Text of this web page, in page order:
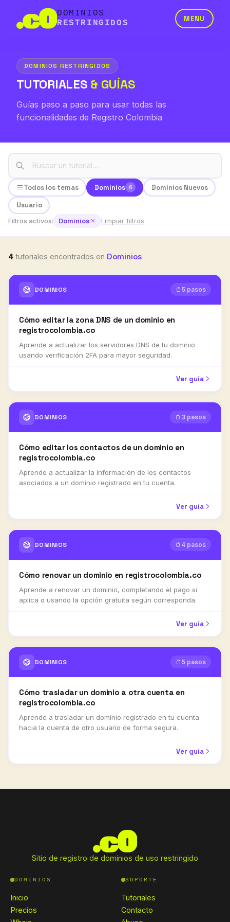
DOMINIOS
RESTRINGIDOS
MENU
DOMINIOS RESTRINGIDOS
TUTORIALES & GUÍAS
Guías paso a paso para usar todas las
funcionalidades de Registro Colombia
Todos los temas Dominios 4 Dominios Nuevos
Usuario
Filtros activos: Dominios Limpiar filtros
4 tutoriales encontrados en Dominios
DOMINIOS 5 pasos
Cómo editar la zona DNS de un dominio en
registrocolombia.co
Aprende a actualizar los servidores DNS de tu dominio
usando verificación 2FA para mayor seguridad.
Ver guía
DOMINIOS 3 pasos
Cómo editar los contactos de un dominio en
registrocolombia.co
Aprende a actualizar la información de los contactos
asociados a un dominio registrado en tu cuenta.
Ver guía
DOMINIOS 4 pasos
Cómo renovar un dominio en registrocolombia.co
Aprende a renovar un dominio, completando el pago si
aplica o usando la opción gratuita según corresponda.
Ver guía
DOMINIOS 5 pasos
Cómo trasladar un dominio a otra cuenta en
registrocolombia.co
Aprende a trasladar un dominio registrado en tu cuenta
hacia la cuenta de otro usuario de forma segura.
Ver guía
Sitio de registro de dominios de uso restringido
DOMINIOS
Inicio
Precios
SOPORTE
Tutoriales
Contacto